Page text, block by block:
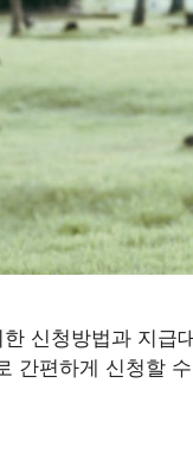
신청방법과 지급
간편하게 신청할